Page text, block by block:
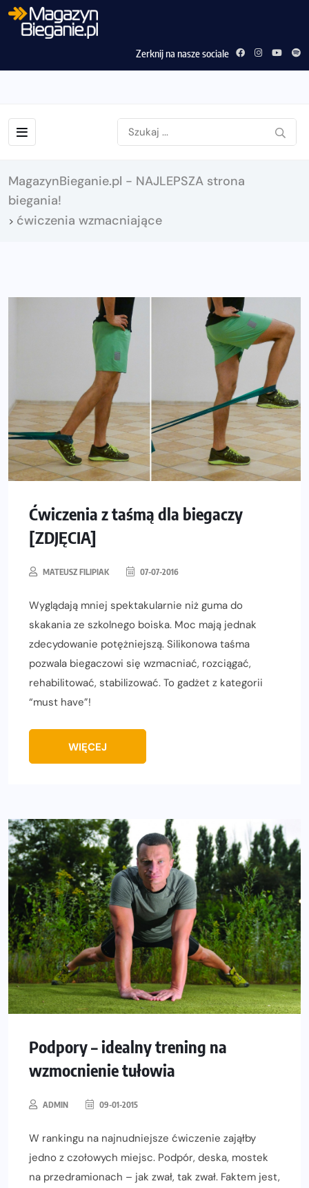
Zerknij na nasze sociale
MagazynBieganie.pl - NAJLEPSZA strona
biegania!
> ćwiczenia wzmacniające
Ćwiczenia z taśmą dla biegaczy
[ZDJĘCIA]
MATEUSZ FILIPIAK 07-07-2016
Wyglądają mniej spektakularnie niż guma do
skakania ze szkolnego boiska. Moc mają jednak
zdecydowanie potężniejszą. Silikonowa taśma
pozwala biegaczowi się wzmacniać, rozciągać,
rehabilitować, stabilizować. To gadżet z kategorii
“must have”!
WIĘCEJ
Podpory – idealny trening na
wzmocnienie tułowia
ADMIN 09-01-2015
W rankingu na najnudniejsze ćwiczenie zająłby
jedno z czołowych miejsc. Podpór, deska, mostek
na przedramionach – jak zwał, tak zwał. Faktem jest,